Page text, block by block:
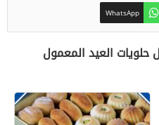
WhatsApp
العيد المعمول